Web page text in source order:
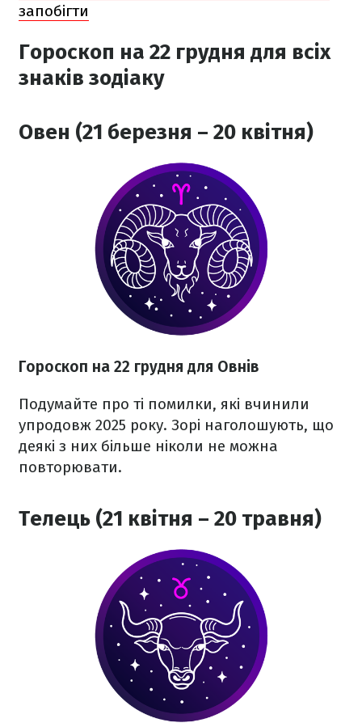
запобігти
Гороскоп на 22 грудня для всіх
знаків зодіаку
Овен (21 березня – 20 квітня)
Гороскоп на 22 грудня для Овнів
Подумайте про ті помилки, які вчинили
упродовж 2025 року. Зорі наголошують, що
деякі з них більше ніколи не можна
повторювати.
Телець (21 квітня – 20 травня)